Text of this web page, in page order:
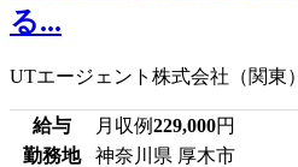
る...
UTエージェント株式会社（関東）
給与 月収例229,000円
勤務地
神奈川県 厚木市